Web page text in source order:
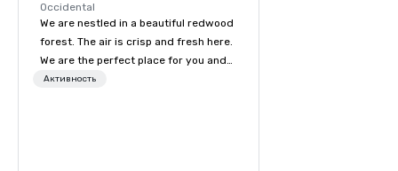
Occidental
We are nestled in a beautiful redwood
forest. The air is crisp and fresh here.
We are the perfect place for you and
your group to come get away from
Активность